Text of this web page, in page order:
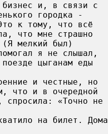
бизнес и, в связи с
городка -
к тому, что всё
что мне страшно
(Я мелкий был)
я не слышал,
цыганам еды
и честные, но
что и в очередной
спросила: «Точно не
на билет. Дома